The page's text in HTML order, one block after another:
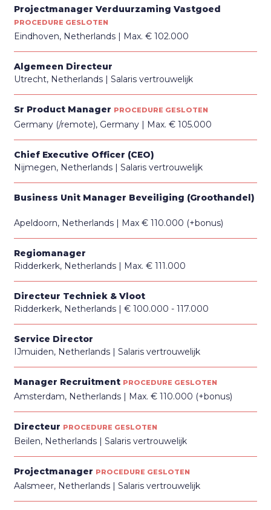
Projectmanager Verduurzaming Vastgoed
PROCEDURE GESLOTEN
Eindhoven, Netherlands Max. € 102.000
Algemeen Directeur
Utrecht, Netherlands
Salaris vertrouwelijk
Sr Product Manager PROCEDURE GESLOTEN
Germany (/remote), Germany Max. € 105.000
Chief Executive Officer (CEO)
Nijmegen, Netherlands
Salaris vertrouwelijk
Business Unit Manager Beveiliging (Groothandel)
Apeldoorn, Netherlands Max € 110.000 (+bonus)
Regiomanager
Ridderkerk, Netherlands
Max. € 111.000
Directeur Techniek & Vloot
Ridderkerk, Netherlands
€ 100.000 - 117.000
Service Director
IJmuiden, Netherlands
Salaris vertrouwelijk
Manager Recruitment PROCEDURE GESLOTEN
Amsterdam, Netherlands Max. € 110.000 (+bonus)
Directeur PROCEDURE GESLOTEN
Beilen, Netherlands Salaris vertrouwelijk
Projectmanager PROCEDURE GESLOTEN
Aalsmeer, Netherlands Salaris vertrouwelijk